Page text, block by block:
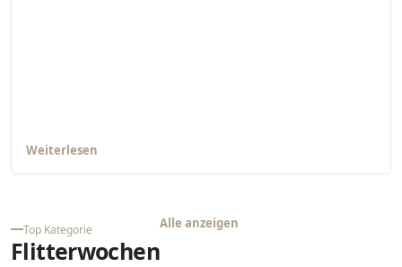
Weiterlesen
Top Kategorie
Flitterwochen
Alle anzeigen